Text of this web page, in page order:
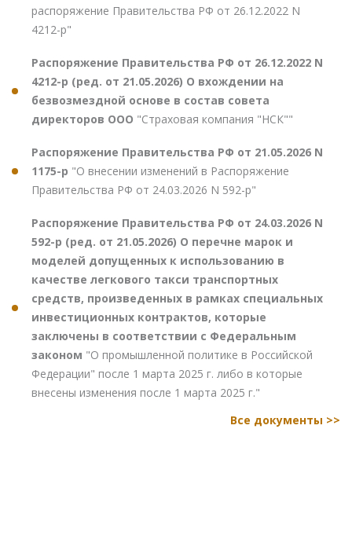
распоряжение Правительства РФ от 26.12.2022 N
4212-р"
Распоряжение Правительства РФ от 26.12.2022 N
4212-р (ред. от 21.05.2026) О вхождении на
безвозмездной основе в состав совета
директоров ООО "Страховая компания "НСК""
Распоряжение Правительства РФ от 21.05.2026 N
1175-р "О внесении изменений в Распоряжение
Правительства РФ от 24.03.2026 N 592-р"
Распоряжение Правительства РФ от 24.03.2026 N
592-р (ред. от 21.05.2026) О перечне марок и
моделей допущенных к использованию в
качестве легкового такси транспортных
средств, произведенных в рамках специальных
инвестиционных контрактов, которые
заключены в соответствии с Федеральным
законом "О промышленной политике в Российской
Федерации" после 1 марта 2025 г. либо в которые
внесены изменения после 1 марта 2025 г."
Все документы >>